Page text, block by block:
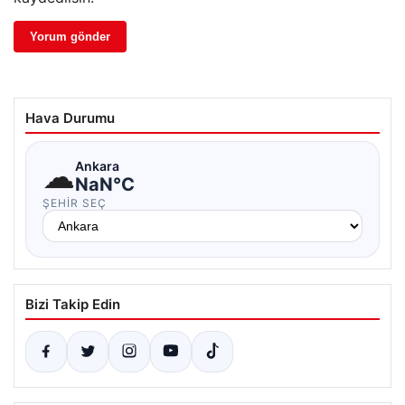
Hava Durumu
☁Ankara
NaN°C
ŞEHIR SEÇ
Bizi Takip Edin